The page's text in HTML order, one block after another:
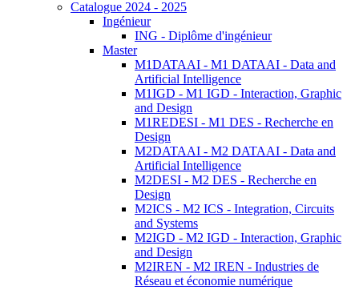
Catalogue 2024 - 2025
Ingénieur
ING - Diplôme d'ingénieur
Master
M1DATAAI - M1 DATAAI - Data and
Artificial Intelligence
M1IGD - M1 IGD - Interaction, Graphic
and Design
M1REDESI - M1 DES - Recherche en
Design
M2DATAAI - M2 DATAAI - Data and
Artificial Intelligence
M2DESI - M2 DES - Recherche en
Design
M2ICS - M2 ICS - Integration, Circuits
and Systems
M2IGD - M2 IGD - Interaction, Graphic
and Design
M2IREN - M2 IREN - Industries de
Réseau et économie numérique